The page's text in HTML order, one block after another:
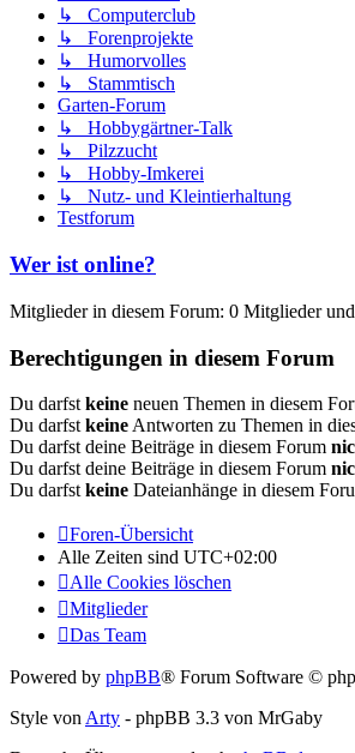
↳ Computerclub
↳ Forenprojekte
↳ Humorvolles
↳ Stammtisch
Garten-Forum
↳ Hobbygärtner-Talk
↳ Pilzzucht
↳ Hobby-Imkerei
↳ Nutz- und Kleintierhaltung
Testforum
Wer ist online?
Mitglieder in diesem Forum: 0 Mitglieder
Berechtigungen in diesem Forum
Du darfst keine neuen Themen in diesem
Du darfst keine Antworten zu Themen in
Du darfst deine Beiträge in diesem Forum
Du darfst deine Beiträge in diesem Forum
Du darfst keine Dateianhänge in diesem
Foren-Übersicht
Alle Zeiten sind UTC+02:00
Alle Cookies löschen
Mitglieder
Das Team
Powered by phpBB® Forum Software ©
Style von Arty - phpBB 3.3 von MrGaby